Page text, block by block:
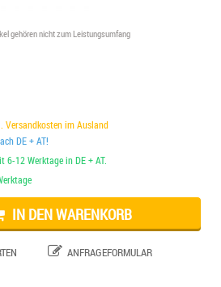
gehören nicht zum Leistungsumfang
Versandkosten im Ausland
DE + AT!
12 Werktage in DE + AT.
IN DEN WARENKORB
ANFRAGEFORMULAR